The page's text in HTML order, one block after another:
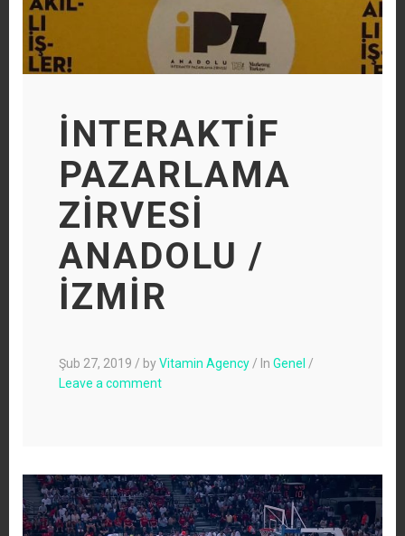
İNTERAKTİF
PAZARLAMA
ZİRVESİ
ANADOLU /
İZMİR
Şub 27, 2019 / byVitamin Agency / In Genel /
Leave a comment